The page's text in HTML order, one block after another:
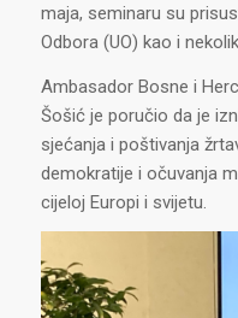
maja, seminaru su
Odbora (UO) kao i
Ambasador Bosne i
Šošić je poručio da je
sjećanja i poštivanja
demokratije i očuvanja
cijeloj Europi i svijetu.